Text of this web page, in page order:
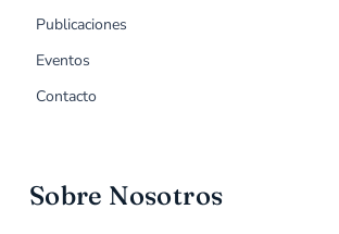
Publicaciones
Eventos
Contacto
Sobre Nosotros